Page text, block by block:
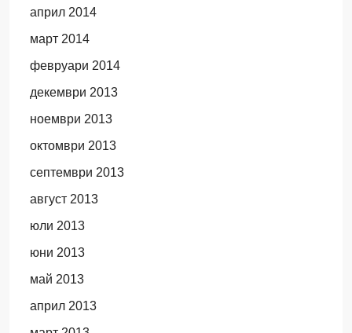
април 2014
март 2014
февруари 2014
декември 2013
ноември 2013
октомври 2013
септември 2013
август 2013
юли 2013
юни 2013
май 2013
април 2013